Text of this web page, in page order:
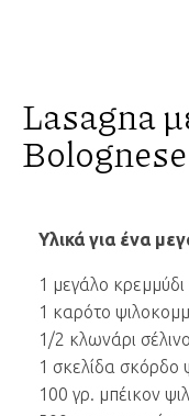
Lasagna
Bolognese
Υλικά για ένα
1 μεγάλο
1 καρότο
1/2 κλωνάρι
1 σκελίδα σκόρδο
100 γρ. μπέικον